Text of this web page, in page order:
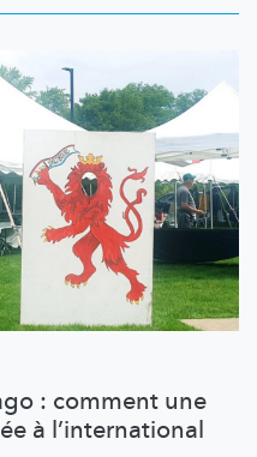
: comment une
à l’international